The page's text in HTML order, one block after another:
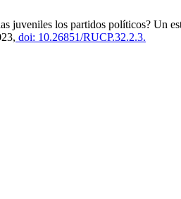
juveniles los partidos políticos? Un
doi: 10.26851/RUCP.32.2.3.